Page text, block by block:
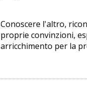
Conoscere l'altro,
proprie convinzioni,
arricchimento per la